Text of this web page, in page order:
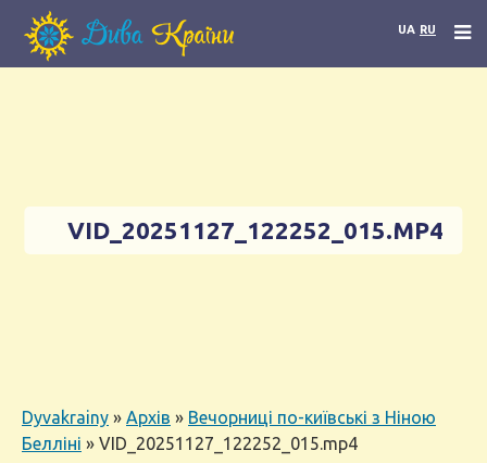
UA RU
VID_20251127_122252_015.MP4
Dyvakrainy » Архів » Вечорниці по-київські з Ніною
Белліні » VID_20251127_122252_015.mp4